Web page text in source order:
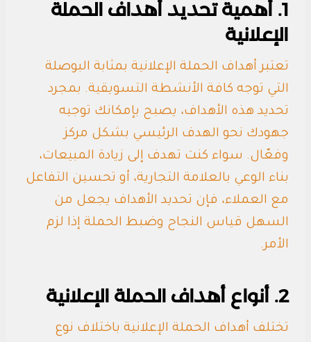
1. أهمية تحديد أهداف الحملة
الإعلانية
تعتبر أهداف الحملة الإعلانية بمثابة البوصلة
التي توجه كافة الأنشطة التسويقية. بمجرد
تحديد هذه الأهداف، يصبح بإمكانك توجيه
جهودك نحو الهدف الرئيسي بشكل مركز
وفعّال. سواء كنت تهدف إلى زيادة المبيعات،
بناء الوعي بالعلامة التجارية، أو تحسين التفاعل
مع العملاء، فإن تحديد الأهداف يجعل من
السهل قياس النجاح وضبط الحملة إذا لزم
الأمر.
2. أنواع أهداف الحملة الإعلانية
تختلف أهداف الحملة الإعلانية باختلاف نوع